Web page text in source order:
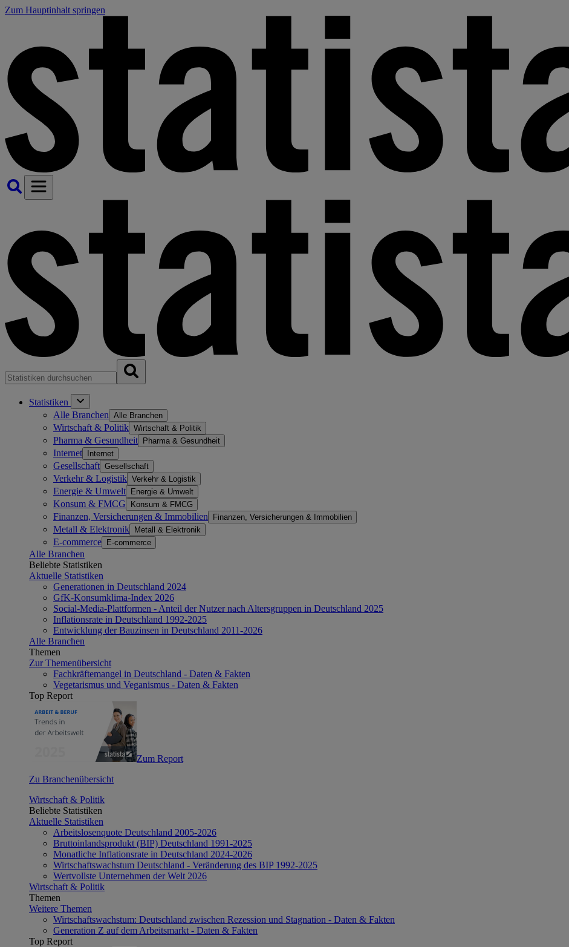
Zum Hauptinhalt springen
Statistiken
Alle Branchen Alle Branchen
Wirtschaft & Politik Wirtschaft & Politik
Pharma & Gesundheit Pharma & Gesundheit
Internet Internet
Gesellschaft Gesellschaft
Verkehr & Logistik Verkehr & Logistik
Energie & Umwelt Energie & Umwelt
Konsum & FMCG Konsum & FMCG
Finanzen, Versicherungen & Immobilien Finanzen, Versicherungen & Immobilien
Metall & Elektronik Metall & Elektronik
E-commerce E-commerce
Alle Branchen
Beliebte Statistiken
Aktuelle Statistiken
Generationen in Deutschland 2024
GfK-Konsumklima-Index 2026
Social-Media-Plattformen - Anteil der Nutzer nach Altersgruppen in Deutschland 2025
Inflationsrate in Deutschland 1992-2025
Entwicklung der Bauzinsen in Deutschland 2011-2026
Alle Branchen
Themen
Zur Themenübersicht
Fachkräftemangel in Deutschland - Daten & Fakten
Vegetarismus und Veganismus - Daten & Fakten
Top Report
Zum Report
Zu Branchenübersicht
Wirtschaft & Politik
Beliebte Statistiken
Aktuelle Statistiken
Arbeitslosenquote Deutschland 2005-2026
Bruttoinlandsprodukt (BIP) Deutschland 1991-2025
Monatliche Inflationsrate in Deutschland 2024-2026
Wirtschaftswachstum Deutschland - Veränderung des BIP 1992-2025
Wertvollste Unternehmen der Welt 2026
Wirtschaft & Politik
Themen
Weitere Themen
Wirtschaftswachstum: Deutschland zwischen Rezession und Stagnation - Daten & Fakten
Generation Z auf dem Arbeitsmarkt - Daten & Fakten
Top Report